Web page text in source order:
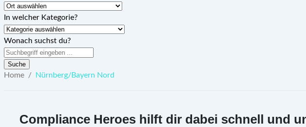
In welcher Kategorie?
Wonach suchst du?
Suche
Home / Nürnberg/Bayern Nord
Compliance Heroes hilft dir dabei schnell und